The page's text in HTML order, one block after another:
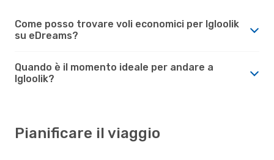
Come posso trovare voli economici per Igloolik
su eDreams?
Quando è il momento ideale per andare a
Igloolik?
Pianificare il viaggio